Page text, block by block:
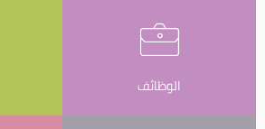
الوظائف